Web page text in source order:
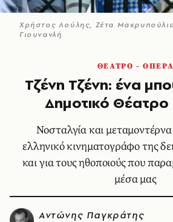
Χρήστος Λούλης, Ζέτα
Γιουνανλή
ΘΕΑΤΡΟ - ΟΠΕΡΑ
Τζένη Τζένη: ένα
Δημοτικό Θέατρο
Νοσταλγία και μεταμοντέρνα
ελληνικό κινηματογράφο της
και για τους ηθοποιούς που
μέσα μας
Αντώνης Παγκράτης